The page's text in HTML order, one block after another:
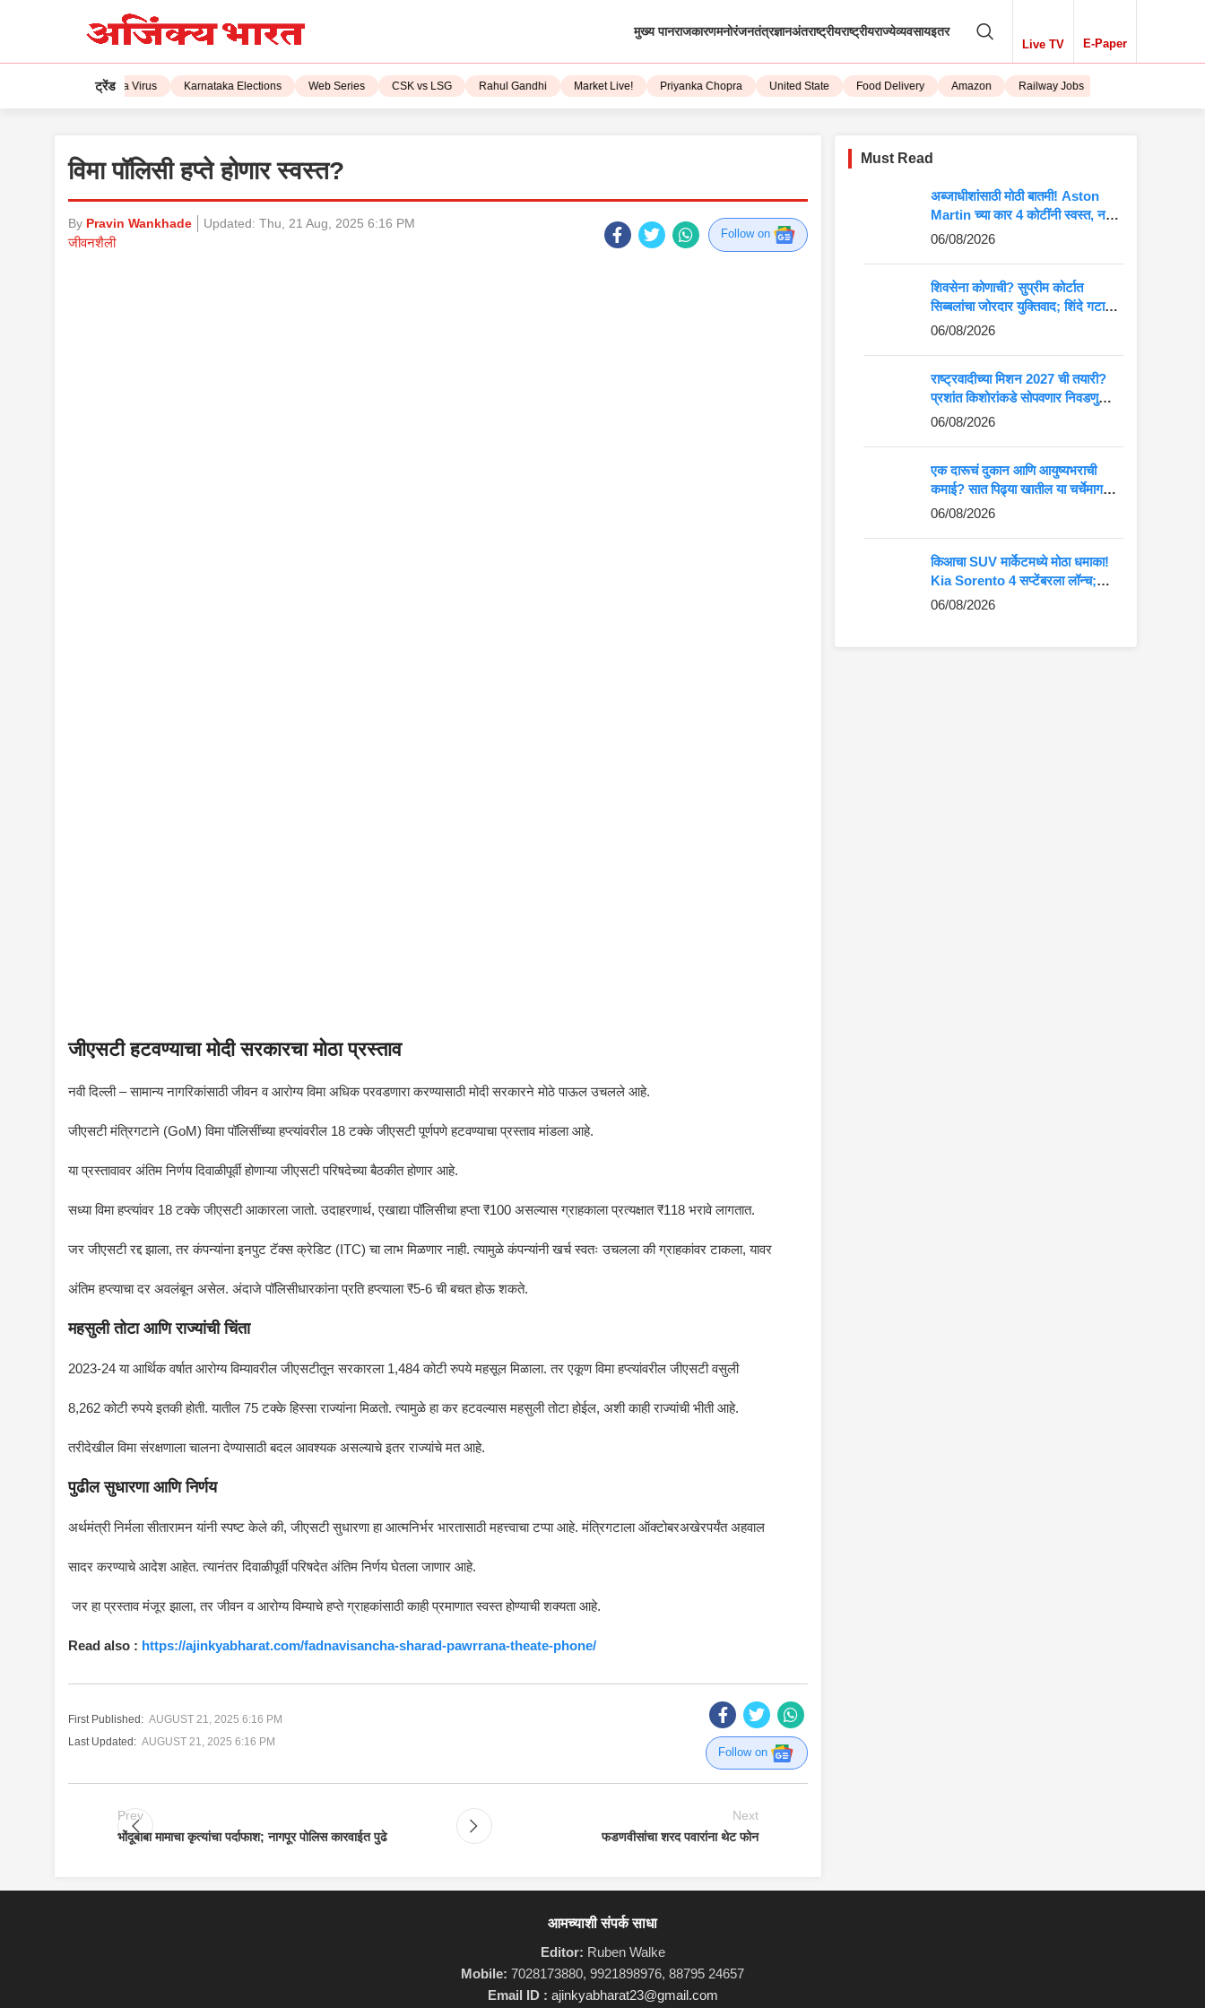
मुख्य पानराजकारणमनोरंजनतंत्रज्ञानअंतराष्ट्रीयराष्ट्रीयराज्येव्यवसायइतर
Live TV E-Paper
ट्रेंड
Corona Virus Karnataka Elections Web Series CSK vs LSG Rahul Gandhi Market Live! Priyanka Chopra United State Food Delivery Amazon Railway Jobs
विमा पॉलिसी हप्ते होणार स्वस्त?
By Pravin Wankhade Updated: Thu, 21 Aug, 2025 6:16 PM
जीवनशैली
Follow on
जीएसटी हटवण्याचा मोदी सरकारचा मोठा प्रस्ताव
नवी दिल्ली – सामान्य नागरिकांसाठी जीवन व आरोग्य विमा अधिक परवडणारा करण्यासाठी मोदी सरकारने मोठे पाऊल उचलले आहे.
जीएसटी मंत्रिगटाने (GoM) विमा पॉलिसींच्या हप्त्यांवरील 18 टक्के जीएसटी पूर्णपणे हटवण्याचा प्रस्ताव मांडला आहे.
या प्रस्तावावर अंतिम निर्णय दिवाळीपूर्वी होणाऱ्या जीएसटी परिषदेच्या बैठकीत होणार आहे.
सध्या विमा हप्त्यांवर 18 टक्के जीएसटी आकारला जातो. उदाहरणार्थ, एखाद्या पॉलिसीचा हप्ता ₹100 असल्यास ग्राहकाला प्रत्यक्षात ₹118 भरावे लागतात.
जर जीएसटी रद्द झाला, तर कंपन्यांना इनपुट टॅक्स क्रेडिट (ITC) चा लाभ मिळणार नाही. त्यामुळे कंपन्यांनी खर्च स्वतः उचलला की ग्राहकांवर टाकला, यावर
अंतिम हप्त्याचा दर अवलंबून असेल. अंदाजे पॉलिसीधारकांना प्रति हप्त्याला ₹5-6 ची बचत होऊ शकते.
महसुली तोटा आणि राज्यांची चिंता
2023-24 या आर्थिक वर्षात आरोग्य विम्यावरील जीएसटीतून सरकारला 1,484 कोटी रुपये महसूल मिळाला. तर एकूण विमा हप्त्यांवरील जीएसटी वसुली
8,262 कोटी रुपये इतकी होती. यातील 75 टक्के हिस्सा राज्यांना मिळतो. त्यामुळे हा कर हटवल्यास महसुली तोटा होईल, अशी काही राज्यांची भीती आहे.
तरीदेखील विमा संरक्षणाला चालना देण्यासाठी बदल आवश्यक असल्याचे इतर राज्यांचे मत आहे.
पुढील सुधारणा आणि निर्णय
अर्थमंत्री निर्मला सीतारामन यांनी स्पष्ट केले की, जीएसटी सुधारणा हा आत्मनिर्भर भारतासाठी महत्त्वाचा टप्पा आहे. मंत्रिगटाला ऑक्टोबरअखेरपर्यंत अहवाल
सादर करण्याचे आदेश आहेत. त्यानंतर दिवाळीपूर्वी परिषदेत अंतिम निर्णय घेतला जाणार आहे.
जर हा प्रस्ताव मंजूर झाला, तर जीवन व आरोग्य विम्याचे हप्ते ग्राहकांसाठी काही प्रमाणात स्वस्त होण्याची शक्यता आहे.
Read also : https://ajinkyabharat.com/fadnavisancha-sharad-pawrrana-theate-phone/
First Published: AUGUST 21, 2025 6:16 PM
Last Updated: AUGUST 21, 2025 6:16 PM
Follow on
Prev
भोंदूबाबा मामाचा कृत्यांचा पर्दाफाश; नागपूर पोलिस कारवाईत पुढे
Next
फडणवीसांचा शरद पवारांना थेट फोन
Must Read
अब्जाधीशांसाठी मोठी बातमी! Aston
Martin च्या कार 4 कोटींनी स्वस्त, नवीन
किंमत पाहून बसेल धक्का
06/08/2026
शिवसेना कोणाची? सुप्रीम कोर्टात
सिब्बलांचा जोरदार युक्तिवाद; शिंदे गटाच्या
अडचणी वाढणार?
06/08/2026
राष्ट्रवादीच्या मिशन 2027 ची तयारी?
प्रशांत किशोरांकडे सोपवणार निवडणुकीची
कमान?
06/08/2026
एक दारूचं दुकान आणि आयुष्यभराची
कमाई? सात पिढ्या खातील या चर्चेमागचं
खरं गणित जाणून घ्या
06/08/2026
किआचा SUV मार्केटमध्ये मोठा धमाका!
Kia Sorento 4 सप्टेंबरला लॉन्च;
Fortuner-Kodiaq ला देणार थेट
06/08/2026
आमच्याशी संपर्क साधा
Editor: Ruben Walke
Mobile: 7028173880, 9921898976, 88795 24657
Email ID : ajinkyabharat23@gmail.com